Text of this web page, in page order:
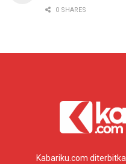
0 SHARES
Kabariku.com